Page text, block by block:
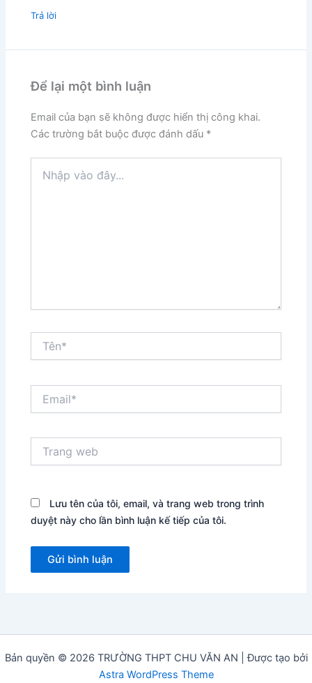
Trả lời
Để lại một bình luận
Email của bạn sẽ không được hiển thị công khai.
Các trường bắt buộc được đánh dấu *
vào
web
Lưu tên của tôi, email, và trang web trong trình
duyệt này cho lần bình luận kế tiếp của tôi.
Bản quyền © 2026 TRƯỜNG THPT CHU VĂN AN | Được tạo bởi
Astra WordPress Theme